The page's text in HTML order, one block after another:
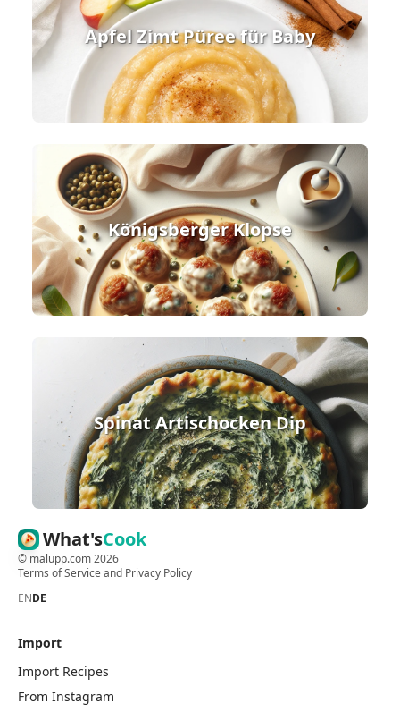
Apfel Zimt Püree für Baby
Königsberger Klopse
Spinat Artischocken Dip
What'sCook
© malupp.com2026
Terms of Serviceand Privacy Policy
ENDE
Import
Import Recipes
From Instagram